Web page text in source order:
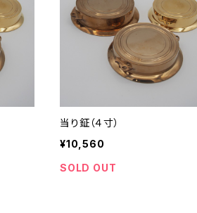
当り鉦（４寸）
¥10,560
SOLD OUT